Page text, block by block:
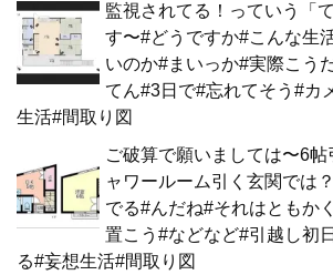
監視されてる！っていう「
す〜#どうですか#こんな生
いのか#まいっか#実際こう
てん#3日で#忘れてそう#カ
生活#間取り図
ご破算で願いましては〜6
ャワールーム引く玄関では
でる#んだね#それはともか
置こう#などなど#引越し初
る#妄想生活#間取り図